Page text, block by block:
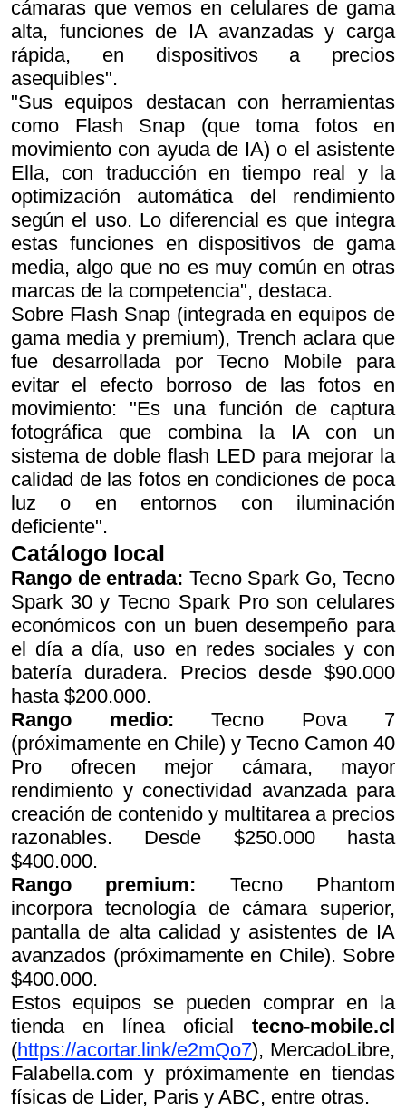
cámaras que vemos en celulares de gama
alta, funciones de IA avanzadas y carga
rápida, en dispositivos a precios
asequibles".
"Sus equipos destacan con herramientas
como Flash Snap (que toma fotos en
movimiento con ayuda de IA) o el asistente
Ella, con traducción en tiempo real y la
optimización automática del rendimiento
según el uso. Lo diferencial es que integra
estas funciones en dispositivos de gama
media, algo que no es muy común en otras
marcas de la competencia", destaca.
Sobre Flash Snap (integrada en equipos de
gama media y premium), Trench aclara que
fue desarrollada por Tecno Mobile para
evitar el efecto borroso de las fotos en
movimiento: "Es una función de captura
fotográfica que combina la IA con un
sistema de doble flash LED para mejorar la
calidad de las fotos en condiciones de poca
luz o en entornos con iluminación
deficiente".
Catálogo local
Rango de entrada: Tecno Spark Go, Tecno
Spark 30 y Tecno Spark Pro son celulares
económicos con un buen desempeño para
el día a día, uso en redes sociales y con
batería duradera. Precios desde $90.000
hasta $200.000.
Rango medio: Tecno Pova 7
(próximamente en Chile) y Tecno Camon 40
Pro ofrecen mejor cámara, mayor
rendimiento y conectividad avanzada para
creación de contenido y multitarea a precios
razonables. Desde $250.000 hasta
$400.000.
Rango premium: Tecno Phantom
incorpora tecnología de cámara superior,
pantalla de alta calidad y asistentes de IA
avanzados (próximamente en Chile). Sobre
$400.000.
Estos equipos se pueden comprar en la
tienda en línea oficial tecno-mobile.cl
(https://acortar.link/e2mQo7), MercadoLibre,
Falabella.com y próximamente en tiendas
físicas de Lider, Paris y ABC, entre otras.